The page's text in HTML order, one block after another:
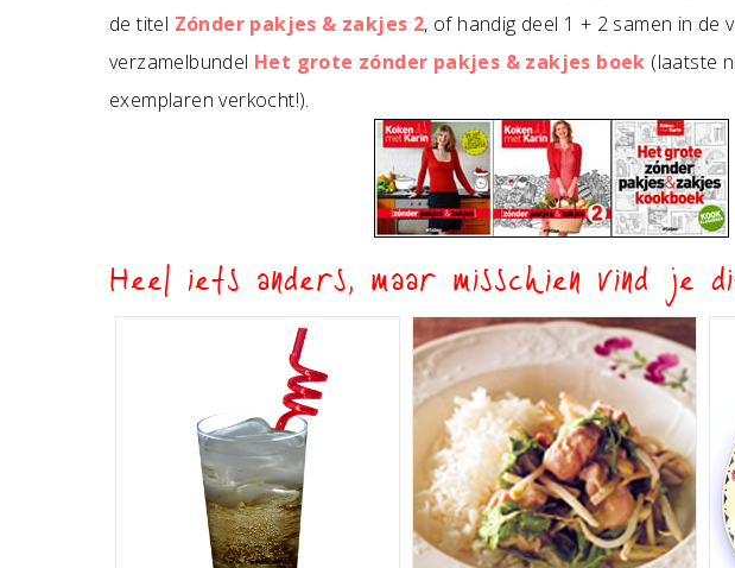
de titel Zónder pakjes & zakjes 2, of handig deel 1 + 2 samen in de
verzamelbundel Het grote zónder pakjes & zakjes boek (laatste
exemplaren verkocht!).
Heel iets anders, maar misschien vind je